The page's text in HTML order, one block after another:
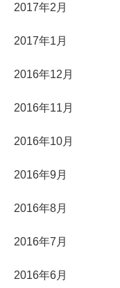
2017年2月
2017年1月
2016年12月
2016年11月
2016年10月
2016年9月
2016年8月
2016年7月
2016年6月